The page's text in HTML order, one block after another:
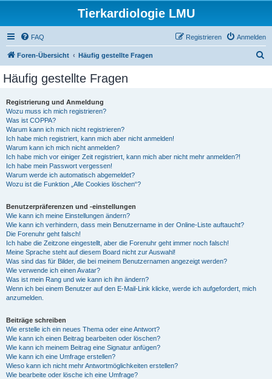
Tierkardiologie LMU
FAQ Anmelden
Registrieren
Foren-Übersicht Häufig gestellte Fragen
Häufig gestellte Fragen
Registrierung und Anmeldung
Wozu muss ich mich registrieren?
Was ist COPPA?
Warum kann ich mich nicht registrieren?
Ich habe mich registriert, kann mich aber nicht anmelden!
Warum kann ich mich nicht anmelden?
Ich habe mich vor einiger Zeit registriert, kann mich aber nicht mehr anmelden?!
Ich habe mein Passwort vergessen!
Warum werde ich automatisch abgemeldet?
Wozu ist die Funktion „Alle Cookies löschen“?
Benutzerpräferenzen und -einstellungen
Wie kann ich meine Einstellungen ändern?
Wie kann ich verhindern, dass mein Benutzername in der Online-Liste auftaucht?
Die Forenuhr geht falsch!
Ich habe die Zeitzone eingestellt, aber die Forenuhr geht immer noch falsch!
Meine Sprache steht auf diesem Board nicht zur Auswahl!
Was sind das für Bilder, die bei meinem Benutzernamen angezeigt werden?
Wie verwende ich einen Avatar?
Was ist mein Rang und wie kann ich ihn ändern?
Wenn ich bei einem Benutzer auf den E-Mail-Link klicke, werde ich aufgefordert, mich
anzumelden.
Beiträge schreiben
Wie erstelle ich ein neues Thema oder eine Antwort?
Wie kann ich einen Beitrag bearbeiten oder löschen?
Wie kann ich meinem Beitrag eine Signatur anfügen?
Wie kann ich eine Umfrage erstellen?
Wieso kann ich nicht mehr Antwortmöglichkeiten erstellen?
Wie bearbeite oder lösche ich eine Umfrage?